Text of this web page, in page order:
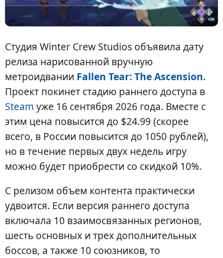
Студия Winter Crew Studios объявила дату
релиза нарисованной вручную
метроидвании Fallen Tear: The Ascension.
Проект покинет стадию раннего доступа в
Steam уже 16 сентября 2026 года. Вместе с
этим цена повысится до $24.99 (скорее
всего, в России повысится до 1050 рублей),
но в течение первых двух недель игру
можно будет приобрести со скидкой 10%.
С релизом объем контента практически
удвоится. Если версия раннего доступа
включала 10 взаимосвязанных регионов,
шесть основных и трех дополнительных
боссов, а также 10 союзников, то